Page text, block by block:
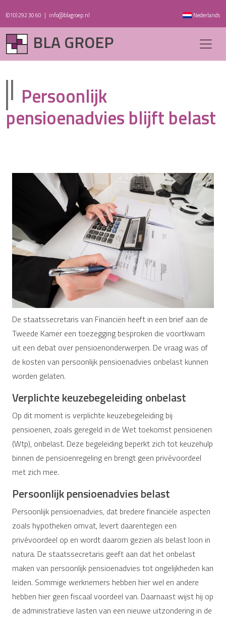
(010) 292 30 60 | info@blagroep.nl Nederlands
BLA GROEP
Persoonlijk
pensioenadvies blijft belast
De staatssecretaris van Financiën heeft in een brief aan de
Tweede Kamer een toezegging besproken die voortkwam
uit een debat over pensioenonderwerpen. De vraag was of
de kosten van persoonlijk pensioenadvies onbelast kunnen
worden gelaten.
Verplichte keuzebegeleiding onbelast
Op dit moment is verplichte keuzebegeleiding bij
pensioenen, zoals geregeld in de Wet toekomst pensioenen
(Wtp), onbelast. Deze begeleiding beperkt zich tot keuzehulp
binnen de pensioenregeling en brengt geen privévoordeel
met zich mee.
Persoonlijk pensioenadvies belast
Persoonlijk pensioenadvies, dat bredere financiële aspecten
zoals hypotheken omvat, levert daarentegen een
privévoordeel op en wordt daarom gezien als belast loon in
natura. De staatssecretaris geeft aan dat het onbelast
maken van persoonlijk pensioenadvies tot ongelijkheden kan
leiden. Sommige werknemers hebben hier wel en andere
hebben hier geen fiscaal voordeel van. Daarnaast wijst hij op
de administratieve lasten van een nieuwe uitzondering in de